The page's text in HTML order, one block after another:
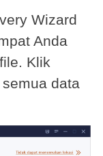
Wizard
Anda
Klik
data